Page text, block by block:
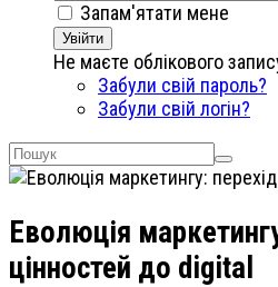
Запам'ятати мене
Увійти
Не маєте облікового
Забули свій пароль?
Забули свій логін?
Еволюція
цінностей до digital